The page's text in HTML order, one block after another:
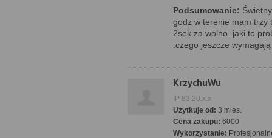
Podsumowanie:
godz w terenie mam trzy
2sek.za wolno..jaki to
.czego jeszcze
KrzychuWu
IP 83.20.x.x
Użytkuje od: 3 mies.
Cena zakupu: 6000
Wykorzystanie: